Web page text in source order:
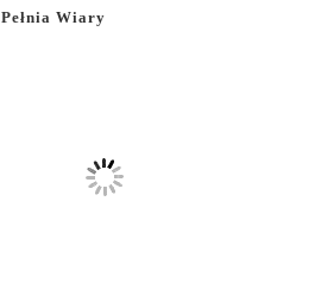
Pełnia Wiary